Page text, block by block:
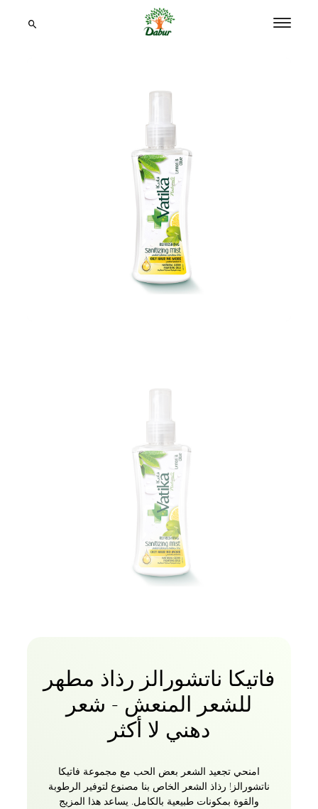
فاتيكا ناتشورالز رذاذ مطهر
للشعر المنعش - شعر
دهني لا أكثر
امنحي تجعيد الشعر بعض الحب مع مجموعة فاتيكا
ناتشورالز! رذاذ الشعر الخاص بنا مصنوع لتوفير الرطوبة
والقوة بمكونات طبيعية بالكامل. يساعد هذا المزيج